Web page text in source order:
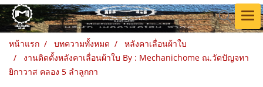
หน้าแรก บทความทั้งหมด
หลังคาเลื่อนผ้าใบ
งานติดตั้งหลังคาเลื่อนผ้าใบ By : Mechanichome ณ.วัดปัญจทา
ยิกาวาส คลอง 5 ลำลูกกา